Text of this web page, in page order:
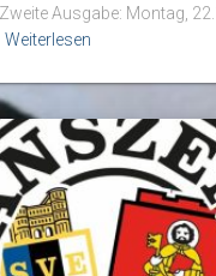
Ausgabe: Montag,
Weiterlesen